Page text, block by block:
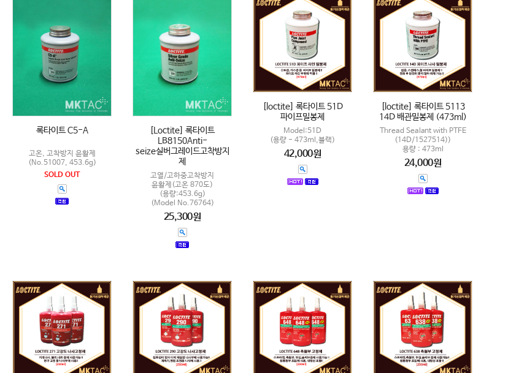
록타이트 C5-A
고온, 고착방지 윤활제
(No.51007, 453.6g)
SOLD OUT
[Loctite] 록타이트
LB8150Anti-
seize실버그레이드고착방지
제
고열/고하중고착방지
윤활제(고온 870도)
(용량:453.6g)
(Model No.76764)
25,300원
[loctite] 록타이트 51D
파이프밀봉제
Model:51D
(용량 - 473ml,블랙)
42,000원
[loctite] 록타이트 5113
14D 배관밀봉제 (473ml)
Thread Sealant with PTFE
(14D/1527514))
용량 : 473ml
24,000원